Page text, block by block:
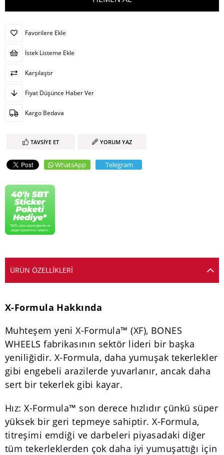
Favorilere Ekle
İstek Listeme Ekle
Karşılaştır
Fiyat Düşünce Haber Ver
Kargo Bedava
TAVSIYE ET YORUM YAZ
WhatsApp Telegram
ÜRÜN ÖZELLIKLERI
X-Formula Hakkında
Muhteşem yeni X-Formula™ (XF), BONES
WHEELS fabrikasının sektör lideri bir başka
yeniliğidir. X-Formula, daha yumuşak tekerlekler
gibi engebeli arazilerde yuvarlanır, ancak daha
sert bir tekerlek gibi kayar.
Hız: X-Formula™ son derece hızlıdır çünkü süper
yüksek bir geri tepmeye sahiptir. X-Formula,
titreşimi emdiği ve darbeleri piyasadaki diğer
tüm tekerleklerden çok daha iyi yumuşattığı için